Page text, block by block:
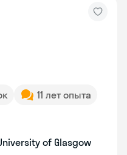
11 лет опыта
of Glasgow